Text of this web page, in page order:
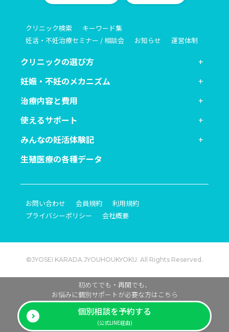
初めてでも・再開でも、
お悩みに個別サポートが必要な方はこちら
個別相談を予約する
(公式LINE経由)
クリニック検索
キーワード集
妊活・不妊治療セミナー / 相談会
お知らせ 運営体制
クリニックの選び方
妊娠・不妊のメカニズム
治療内容と費用
使えるサポート
みんなの妊活体験記
生殖医療の各種データ
お問い合わせ 会員規約
利用規約
プライバシーポリシー
会社概要
©JYOSEI KARADA JYOUHOUKYOKU. All Rights Reserved.